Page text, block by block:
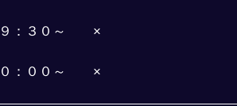
：３０～　　×
：００～　　×